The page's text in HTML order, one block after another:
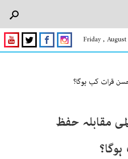
Friday ,
قرات کب ہوگا؟
مقابلہ حفظ